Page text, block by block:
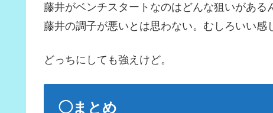
藤井がベンチスタートなのはどんな狙いがある
藤井の調子が悪いとは思わない。むしろいい感
どっちにしても強えけど。
◯まとめ